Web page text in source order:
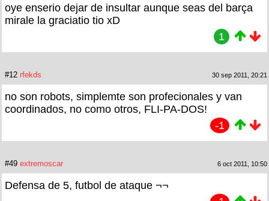
oye enserio dejar de insultar aunque seas del barça
mirale la graciatio tio xD
1
#12 rfekds 30 sep 2011, 20:21
no son robots, simplemte son profecionales y van
coordinados, no como otros, FLI-PA-DOS!
-1
#49 extremoscar 6 oct 2011, 10:50
Defensa de 5, futbol de ataque ¬¬